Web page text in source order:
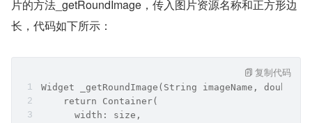
片的方法_getRoundImage，传入图片资源名称和正方形边
长，代码如下所示：
Widget _getRoundImage(String imageName, double
    return Container(
      width: size,
复制代码